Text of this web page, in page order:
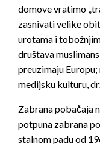
domove vratimo
zasnivati velike
urotama i
društava
preuzimaju
medijsku kulturu,
Zabrana pobačaja
potpuna zabrana
stalnom padu od